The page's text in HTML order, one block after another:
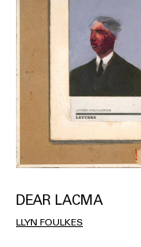
DEAR LACMA
LLYN FOULKES